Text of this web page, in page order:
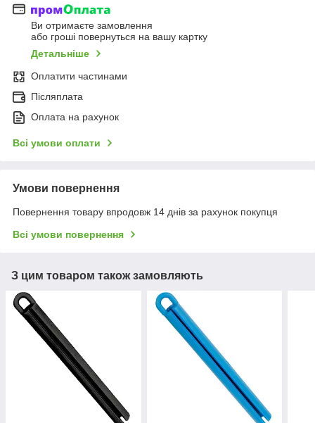
Ви отримаєте замовлення
або гроші повернуться на вашу картку
Детальніше
Оплатити частинами
Післяплата
Оплата на рахунок
Всі умови оплати
Умови повернення
Повернення товару впродовж 14 днів за рахунок покупця
Всі умови повернення
З цим товаром також замовляють